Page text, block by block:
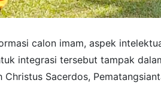
calon imam, aspek
integrasi tersebut tampak
Sacerdos,